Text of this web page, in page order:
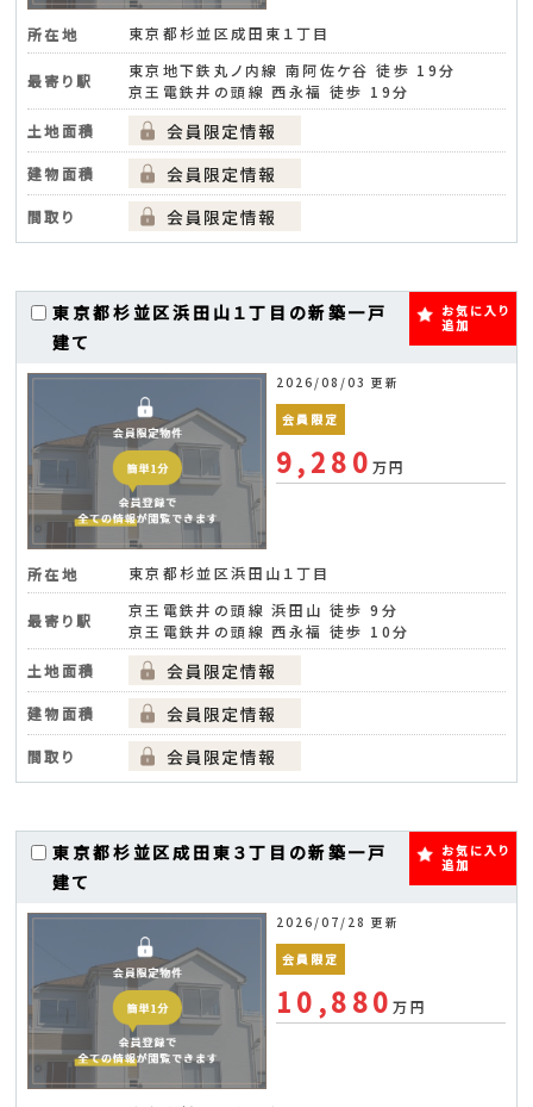
所在地 東京都杉並区成田東１丁目
最寄り駅
東京地下鉄丸ノ内線 南阿佐ケ谷 徒歩 19分
京王電鉄井の頭線 西永福 徒歩 19分
土地面積
建物面積
間取り
東京都杉並区浜田山１丁目の新築一戸
建て
お気に入り
追加
2026/08/03 更新
会員限定
9,280万円
所在地 東京都杉並区浜田山１丁目
最寄り駅
京王電鉄井の頭線 浜田山 徒歩 9分
京王電鉄井の頭線 西永福 徒歩 10分
土地面積
建物面積
間取り
東京都杉並区成田東３丁目の新築一戸
建て
お気に入り
追加
2026/07/28 更新
会員限定
10,880万円